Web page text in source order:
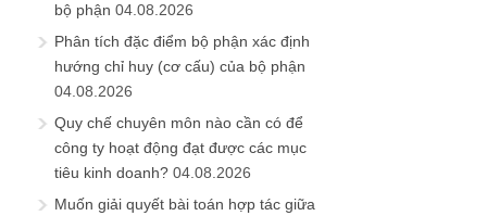
bộ phận 04.08.2026
Phân tích đặc điểm bộ phận xác định
hướng chỉ huy (cơ cấu) của bộ phận
04.08.2026
Quy chế chuyên môn nào cần có để
công ty hoạt động đạt được các mục
tiêu kinh doanh? 04.08.2026
Muốn giải quyết bài toán hợp tác giữa